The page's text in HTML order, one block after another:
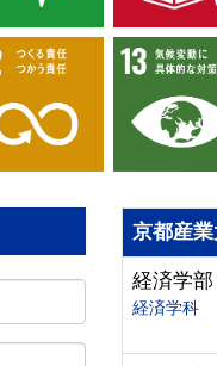
京都産
経済学部
経済学科